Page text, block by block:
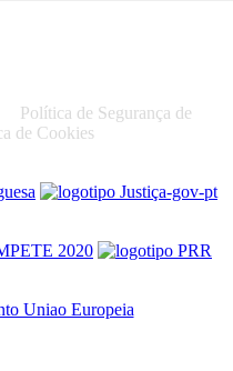
Política de Segurança de
de Cookies